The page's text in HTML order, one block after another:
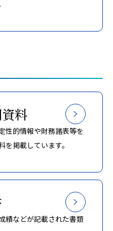
料
性的情報や財務諸表等を
掲載しています。
績などが記載された書類